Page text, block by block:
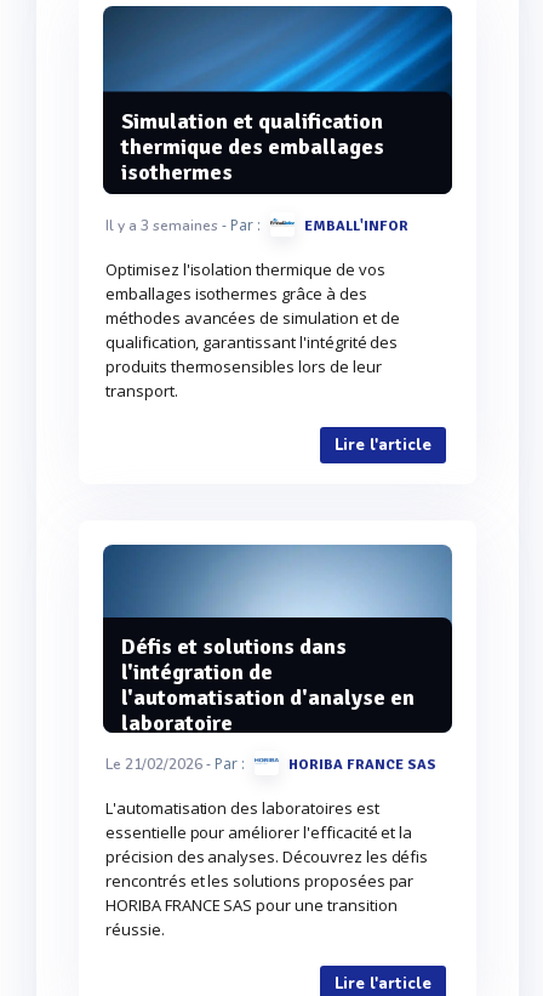
Simulation et qualification
thermique des emballages
isothermes
Il y a 3 semaines - Par : EMBALL'INFOR
Optimisez l'isolation thermique de vos
emballages isothermes grâce à des
méthodes avancées de simulation et de
qualification, garantissant l'intégrité des
produits thermosensibles lors de leur
transport.
Lire l'article
Défis et solutions dans
l'intégration de
l'automatisation d'analyse en
laboratoire
Le 21/02/2026- Par : HORIBA FRANCE SAS
L'automatisation des laboratoires est
essentielle pour améliorer l'efficacité et la
précision des analyses. Découvrez les défis
rencontrés et les solutions proposées par
HORIBA FRANCE SAS pour une transition
réussie.
Lire l'article